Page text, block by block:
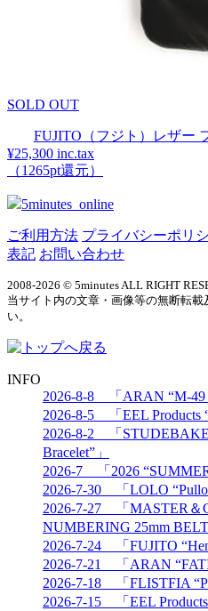
SOLD OUT
FUJITO（フジト）レザー
¥25,300 inc.tax
（1265pt還元）
5minutes_online
ご利用方法 プライバシーポリ
表記 お問い合わせ
2008-2026 © 5minutes ALL RIGHT
当サイト内の文章・画像等の無断転
い。
INFO
2026-8-8 「ARAN “M-49
2026-8-5 「EEL Products
2026-8-2 「
Bracelet”」
2026-7 「2026
2026-7-30 「LOLO
2026-7-27 「MASTER＆
NUMBERING 25mm
2026-7-24 「FUJITO
2026-7-21 「ARAN
2026-7-18 「FLISTFIA
2026-7-15 「EEL Products